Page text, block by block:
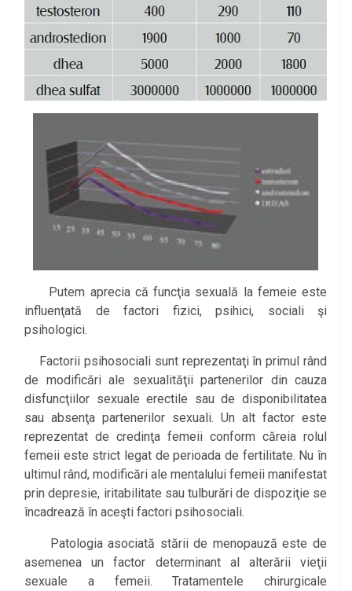
Putem aprecia că funcţia sexuală la femeie este
influenţată de factori fizici, psihici, sociali şi
psihologici.
Factorii psihosociali sunt reprezentaţi în primul rând
de modificări ale sexualităţii partenerilor din cauza
disfuncţiilor sexuale erectile sau de disponibilitatea
sau absenţa partenerilor sexuali. Un alt factor este
reprezentat de credinţa femeii conform căreia rolul
femeii este strict legat de perioada de fertilitate. Nu în
ultimul rând, modificări ale mentalului femeii manifestat
prin depresie, iritabilitate sau tulburări de dispoziţie se
încadrează în aceşti factori psihosociali.
Patologia asociată stării de menopauză este de
asemenea un factor determinant al alterării vieţii
sexuale a femeii. Tratamentele chirurgicale